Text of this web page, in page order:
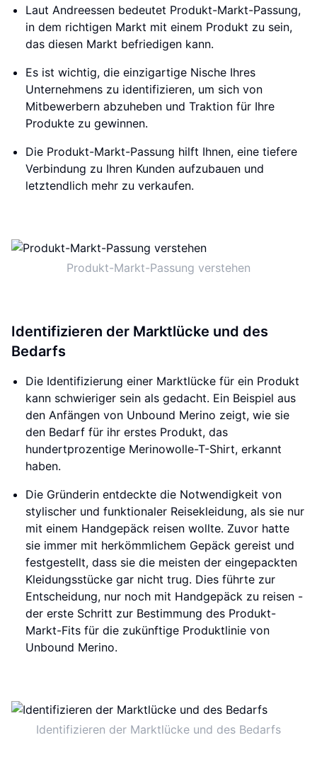
Laut Andreessen bedeutet Produkt-Markt-Passung,
in dem richtigen Markt mit einem Produkt zu sein,
das diesen Markt befriedigen kann.
Es ist wichtig, die einzigartige Nische Ihres
Unternehmens zu identifizieren, um sich von
Mitbewerbern abzuheben und Traktion für Ihre
Produkte zu gewinnen.
Die Produkt-Markt-Passung hilft Ihnen, eine tiefere
Verbindung zu Ihren Kunden aufzubauen und
letztendlich mehr zu verkaufen.
Produkt-Markt-Passung verstehen
Identifizieren der Marktlücke und des
Bedarfs
Die Identifizierung einer Marktlücke für ein Produkt
kann schwieriger sein als gedacht. Ein Beispiel aus
den Anfängen von Unbound Merino zeigt, wie sie
den Bedarf für ihr erstes Produkt, das
hundertprozentige Merinowolle-T-Shirt, erkannt
haben.
Die Gründerin entdeckte die Notwendigkeit von
stylischer und funktionaler Reisekleidung, als sie nur
mit einem Handgepäck reisen wollte. Zuvor hatte
sie immer mit herkömmlichem Gepäck gereist und
festgestellt, dass sie die meisten der eingepackten
Kleidungsstücke gar nicht trug. Dies führte zur
Entscheidung, nur noch mit Handgepäck zu reisen -
der erste Schritt zur Bestimmung des Produkt-
Markt-Fits für die zukünftige Produktlinie von
Unbound Merino.
Identifizieren der Marktlücke und des Bedarfs